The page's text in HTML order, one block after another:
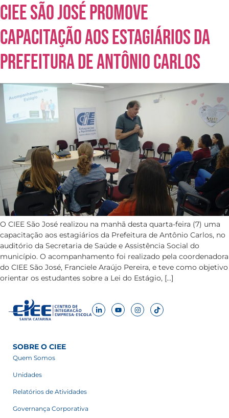
CIEE São José promove
capacitação aos estagiários da
Prefeitura de Antônio Carlos
O CIEE São José realizou na manhã desta quarta-feira (7) uma
capacitação aos estagiários da Prefeitura de Antônio Carlos, no
auditório da Secretaria de Saúde e Assistência Social do
município. O acompanhamento foi realizado pela coordenadora
do CIEE São José, Franciele Araújo Pereira, e teve como objetivo
orientar os estudantes sobre a Lei do Estágio, […]
SOBRE O CIEE
Quem Somos
Unidades
Relatórios de Atividades
Governança Corporativa